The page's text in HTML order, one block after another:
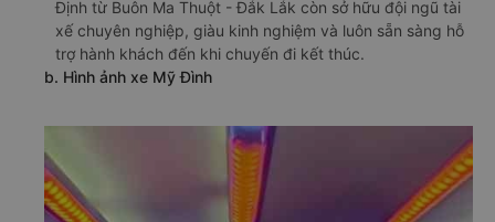
Định từ Buôn Ma Thuột - Đắk Lắk còn sở hữu đội ngũ tài
xế chuyên nghiệp, giàu kinh nghiệm và luôn sẵn sàng hỗ
trợ hành khách đến khi chuyến đi kết thúc.
b. Hình ảnh xe Mỹ Đình